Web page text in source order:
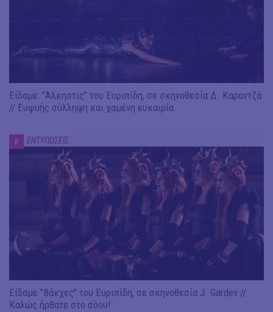
Είδαμε: "Άλκηστις" του Ευριπίδη, σε σκηνοθεσία Δ. Καραντζά
// Ευφυής σύλληψη και χαμένη ευκαιρία
# ΕΝΤΥΠΩΣΕΙΣ
Είδαμε "Βάκχες" του Ευριπίδη, σε σκηνοθεσία J. Gardev //
Καλώς ήρθατε στο σόου!